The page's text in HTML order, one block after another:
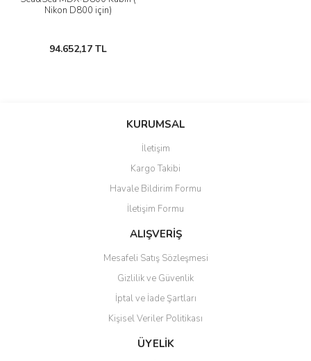
Nikon D800 için)
94.652,17 TL
KURUMSAL
İletişim
Kargo Takibi
Havale Bildirim Formu
İletişim Formu
ALIŞVERİŞ
Mesafeli Satış Sözleşmesi
Gizlilik ve Güvenlik
İptal ve İade Şartları
Kişisel Veriler Politikası
ÜYELİK